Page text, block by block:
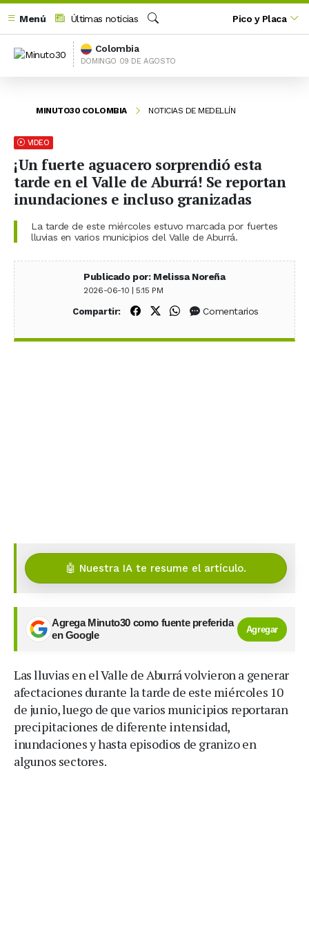
Menú
Últimas noticias
Buscar
Pico y Placa
Colombia
DOMINGO 09 DE AGOSTO
MINUTO30 COLOMBIA NOTICIAS DE MEDELLÍN
VIDEO
¡Un fuerte aguacero sorprendió esta
tarde en el Valle de Aburrá! Se reportan
inundaciones e incluso granizadas
La tarde de este miércoles estuvo marcada por fuertes
lluvias en varios municipios del Valle de Aburrá.
Publicado por: Melissa Noreña
2026-06-10 | 5:15 PM
Compartir: Compartir en Facebook
Compartir en X (Twitter)
Compartir en WhatsApp
Comentarios
🤖 Nuestra IA te resume el artículo.
Agrega Minuto30 como fuente preferida
en Google
Agregar
Las lluvias en el Valle de Aburrá volvieron a generar
afectaciones durante la tarde de este miércoles 10
de junio, luego de que varios municipios reportaran
precipitaciones de diferente intensidad,
inundaciones y hasta episodios de granizo en
algunos sectores.